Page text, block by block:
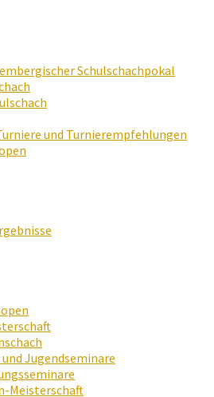
Schulschachpokal
und Turnierempfehlungen
Jugendseminare
Meisterschaft